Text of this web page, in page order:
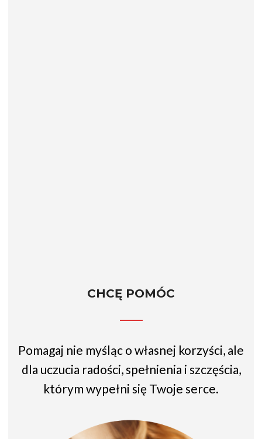
CHCĘ POMÓC
Pomagaj nie myśląc o własnej korzyści, ale
dla uczucia radości, spełnienia i szczęścia,
którym wypełni się Twoje serce.